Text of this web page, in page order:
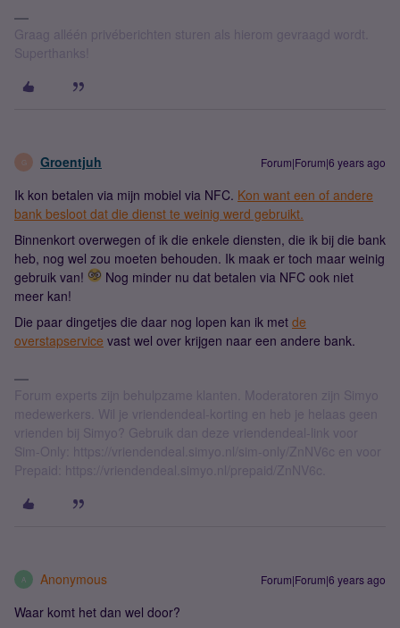
Graag alléén privéberichten sturen als hierom gevraagd wordt.
Superthanks!
G Groentjuh Forum|Forum|6 years ago
Ik kon betalen via mijn mobiel via NFC. Kon want een of andere
bank besloot dat die dienst te weinig werd gebruikt.
Binnenkort overwegen of ik die enkele diensten, die ik bij die bank
heb, nog wel zou moeten behouden. Ik maak er toch maar weinig
gebruik van!
Nog minder nu dat betalen via NFC ook niet
meer kan!
Die paar dingetjes die daar nog lopen kan ik met de
overstapservice vast wel over krijgen naar een andere bank.
Forum experts zijn behulpzame klanten. Moderatoren zijn Simyo
medewerkers. Wil je vriendendeal-korting en heb je helaas geen
vrienden bij Simyo? Gebruik dan deze vriendendeal-link voor
Sim-Only: https://vriendendeal.simyo.nl/sim-only/ZnNV6c en voor
Prepaid: https://vriendendeal.simyo.nl/prepaid/ZnNV6c.
A Anonymous Forum|Forum|6 years ago
Waar komt het dan wel door?